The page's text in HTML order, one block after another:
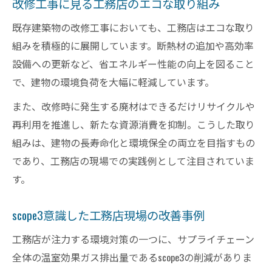
既存建築物の改修工事においても、工務店はエコな取り
組みを積極的に展開しています。断熱材の追加や高効率
設備への更新など、省エネルギー性能の向上を図ること
で、建物の環境負荷を大幅に軽減しています。
また、改修時に発生する廃材はできるだけリサイクルや
再利用を推進し、新たな資源消費を抑制。こうした取り
組みは、建物の長寿命化と環境保全の両立を目指すもの
であり、工務店の現場での実践例として注目されていま
す。
scope3意識した工務店現場の改善事例
工務店が注力する環境対策の一つに、サプライチェーン
全体の温室効果ガス排出量であるscope3の削減がありま